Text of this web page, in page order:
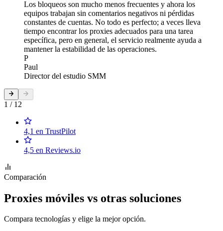
Los bloqueos son mucho menos frecuentes y ahora los
equipos trabajan sin comentarios negativos ni pérdidas
constantes de cuentas. No todo es perfecto; a veces lleva
tiempo encontrar los proxies adecuados para una tarea
específica, pero en general, el servicio realmente ayuda a
mantener la estabilidad de las operaciones.
P
Paul
Director del estudio SMM
1 / 12
4,1 en TrustPilot
4,5 en Reviews.io
Comparación
Proxies móviles vs otras soluciones
Compara tecnologías y elige la mejor opción.